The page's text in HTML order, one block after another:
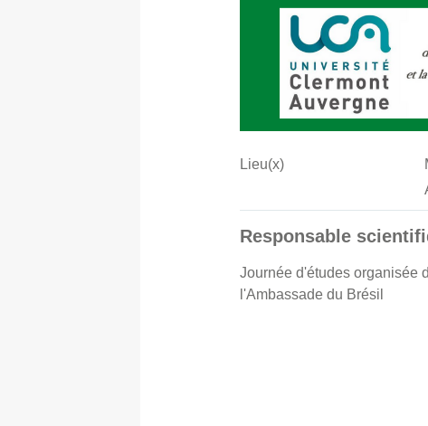
Lieu(x)
Responsable
Journée d'études organisée
l'Ambassade du Brésil